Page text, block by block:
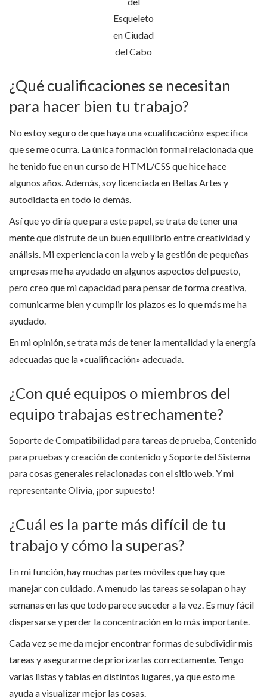
Esqueleto
en Ciudad
del Cabo
¿Qué cualificaciones se necesitan
para hacer bien tu trabajo?
No estoy seguro de que haya una «cualificación» específica
que se me ocurra. La única formación formal relacionada que
he tenido fue en un curso de HTML/CSS que hice hace
algunos años. Además, soy licenciada en Bellas Artes y
autodidacta en todo lo demás.
Así que yo diría que para este papel, se trata de tener una
mente que disfrute de un buen equilibrio entre creatividad y
análisis. Mi experiencia con la web y la gestión de pequeñas
empresas me ha ayudado en algunos aspectos del puesto,
pero creo que mi capacidad para pensar de forma creativa,
comunicarme bien y cumplir los plazos es lo que más me ha
ayudado.
En mi opinión, se trata más de tener la mentalidad y la energía
adecuadas que la «cualificación» adecuada.
¿Con qué equipos o miembros del
equipo trabajas estrechamente?
Soporte de Compatibilidad para tareas de prueba, Contenido
para pruebas y creación de contenido y Soporte del Sistema
para cosas generales relacionadas con el sitio web. Y mi
representante Olivia, ¡por supuesto!
¿Cuál es la parte más difícil de tu
trabajo y cómo la superas?
En mi función, hay muchas partes móviles que hay que
manejar con cuidado. A menudo las tareas se solapan o hay
semanas en las que todo parece suceder a la vez. Es muy fácil
dispersarse y perder la concentración en lo más importante.
Cada vez se me da mejor encontrar formas de subdividir mis
tareas y asegurarme de priorizarlas correctamente. Tengo
varias listas y tablas en distintos lugares, ya que esto me
ayuda a visualizar mejor las cosas.